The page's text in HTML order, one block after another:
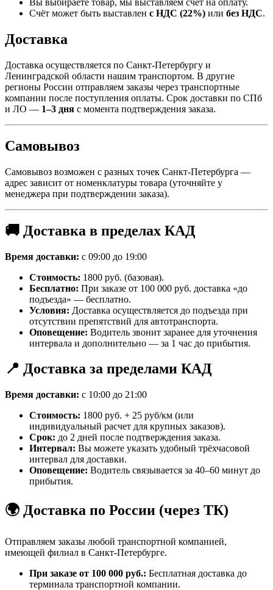
Вы выбираете товар, мы выставляем счёт на оплату.
Счёт может быть выставлен с НДС (22%) или без НДС.
Доставка
Доставка осуществляется по Санкт-Петербургу и
Ленинградской области нашим транспортом. В другие
регионы России отправляем заказы через транспортные
компании после поступления оплаты. Срок доставки по СПб
и ЛО — 1–3 дня с момента подтверждения заказа.
Самовывоз
Самовывоз возможен с разных точек Санкт-Петербурга —
адрес зависит от номенклатуры товара (уточняйте у
менеджера при подтверждении заказа).
🚚 Доставка в пределах КАД
Время доставки: с 09:00 до 19:00
Стоимость: 1800 руб. (базовая).
Бесплатно: При заказе от 100 000 руб. доставка «до
подъезда» — бесплатно.
Условия: Доставка осуществляется до подъезда при
отсутствии препятствий для автотранспорта.
Оповещение: Водитель звонит заранее для уточнения
интервала и дополнительно — за 1 час до прибытия.
📍 Доставка за пределами КАД
Время доставки: с 10:00 до 21:00
Стоимость: 1800 руб. + 25 руб/км (или
индивидуальный расчет для крупных заказов).
Срок: до 2 дней после подтверждения заказа.
Интервал: Вы можете указать удобный трёхчасовой
интервал для доставки.
Оповещение: Водитель связывается за 40–60 минут до
прибытия.
🌍 Доставка по России (через ТК)
Отправляем заказы любой транспортной компанией,
имеющей филиал в Санкт-Петербурге.
При заказе от 100 000 руб.: Бесплатная доставка до
терминала транспортной компании.